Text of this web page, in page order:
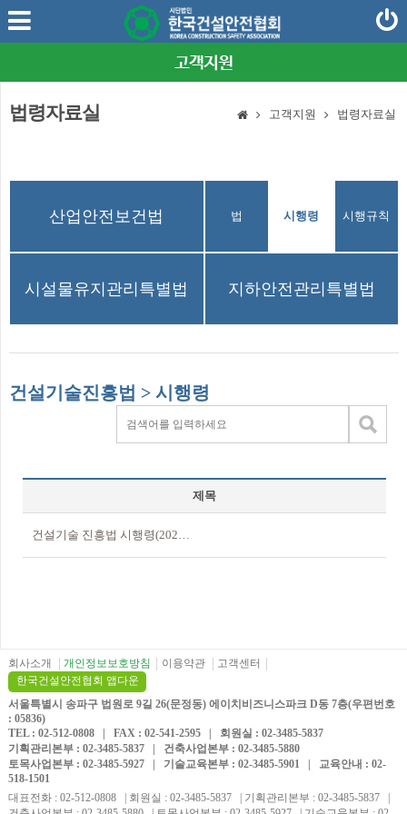
고객지원
법령자료실 고객지원 법령자료실
산업안전보건법 건설기술진흥법
법 시행령 시행규칙
시설물유지관리특별법 지하안전관리특별법
건설기술진흥법 > 시행령
제목
건설기술 진흥법 시행령(2026.02.27)
회사소개 개인정보보호방침 이용약관
고객센터
한국건설안전협회 앱다운
서울특별시 송파구 법원로 9길 26(문정동) 에이치비즈니스파크 D동 7층(우편번호
: 05836)
TEL : 02-512-0808 | FAX : 02-541-2595 | 회원실 : 02-3485-5837
기획관리본부 : 02-3485-5837 | 건축사업본부 : 02-3485-5880
토목사업본부 : 02-3485-5927 | 기술교육본부 : 02-3485-5901 | 교육안내 : 02-
518-1501
대표전화 : 02-512-0808 | 회원실 : 02-3485-5837 | 기획관리본부 : 02-3485-5837 |